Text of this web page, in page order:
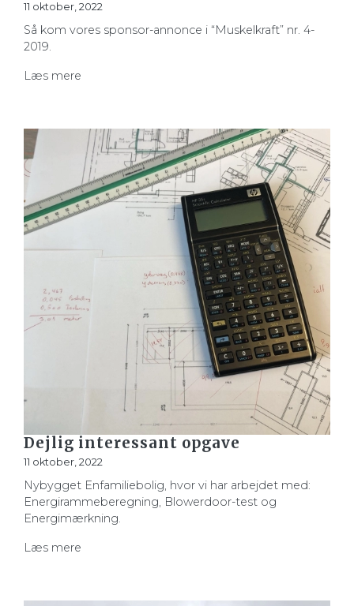
11 oktober, 2022
Så kom vores sponsor-annonce i “Muskelkraft” nr. 4-
2019.
Læs mere
Dejlig interessant opgave
11 oktober, 2022
Nybygget Enfamiliebolig, hvor vi har arbejdet med:
Energirammeberegning, Blowerdoor-test og
Energimærkning.
Læs mere